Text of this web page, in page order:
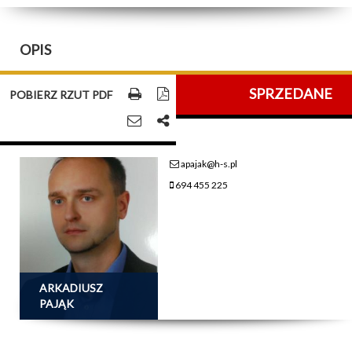
OPIS
POBIERZ RZUT PDF SPRZEDANE
ARKADIUSZ
PAJĄK
apajak@h-s.pl
694 455 225